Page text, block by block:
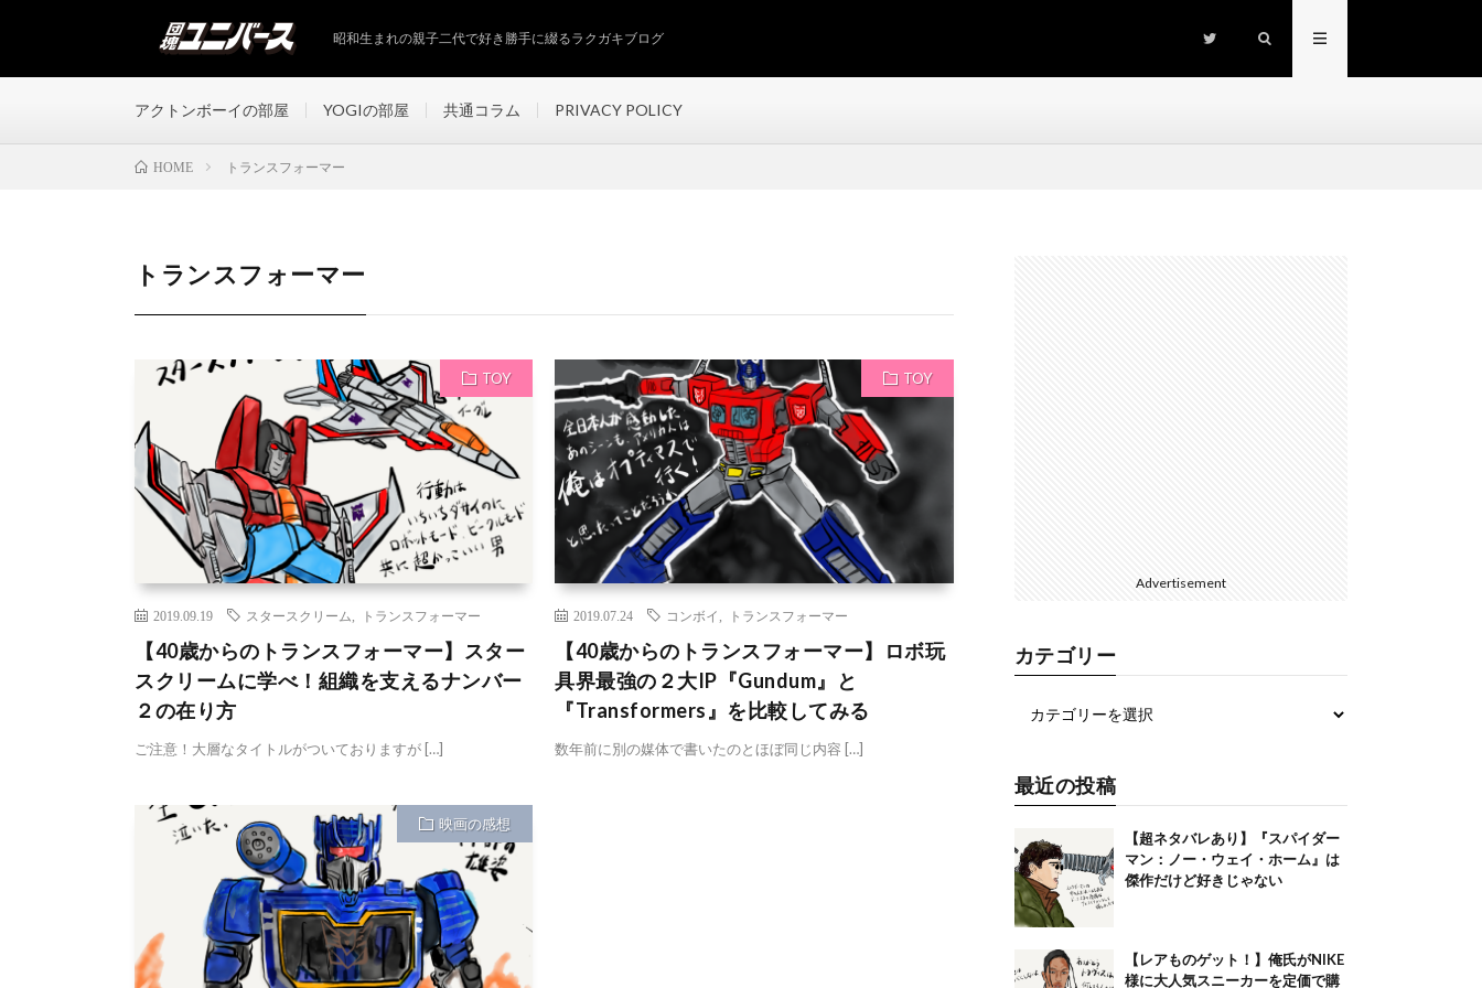
昭和生まれの親子二代で好き勝手に綴るラクガキブログ
アクトンボーイの部屋 YOGIの部屋 共通コラム PRIVACY POLICY
HOME トランスフォーマー
トランスフォーマー
TOY
2019.09.19 スタースクリーム トランスフォーマー
【40歳からのトランスフォーマー】スター
スクリームに学べ！組織を支えるナンバー
２の在り方
ご注意！大層なタイトルがついておりますが […]
TOY
2019.07.24 コンボイ トランスフォーマー
【40歳からのトランスフォーマー】ロボ玩
具界最強の２大IP『Gundum』と
『Transformers』を比較してみる
数年前に別の媒体で書いたのとほぼ同じ内容 […]
映画の感想
Advertisement
カテゴリー
最近の投稿
【超ネタバレあり】『スパイダー
マン：ノー・ウェイ・ホーム』は
傑作だけど好きじゃない
【レアものゲット！】俺氏がNIKE
様に大人気スニーカーを定価で購